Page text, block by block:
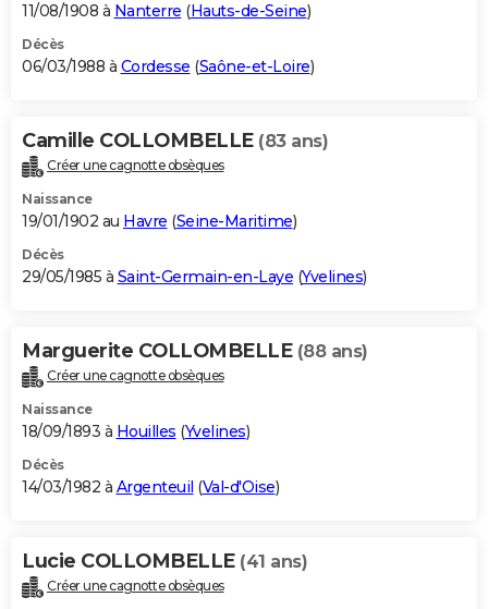
11/08/1908 à Nanterre (Hauts-de-Seine)
Décès
06/03/1988 à Cordesse (Saône-et-Loire)
Camille COLLOMBELLE (83 ans)
Créer une cagnotte obsèques
Naissance
19/01/1902 au Havre (Seine-Maritime)
Décès
29/05/1985 à Saint-Germain-en-Laye (Yvelines)
Marguerite COLLOMBELLE (88 ans)
Créer une cagnotte obsèques
Naissance
18/09/1893 à Houilles (Yvelines)
Décès
14/03/1982 à Argenteuil (Val-d'Oise)
Lucie COLLOMBELLE (41 ans)
Créer une cagnotte obsèques